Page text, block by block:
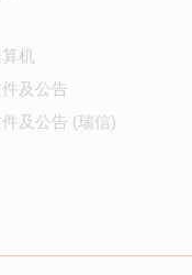
机
及公告
及公告 (瑞信)